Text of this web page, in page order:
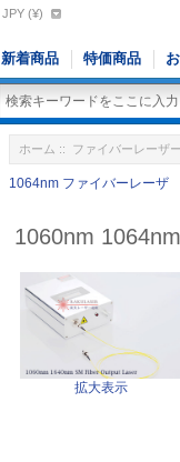
JPY (¥)
新着商品 特価商品
ホーム :: ファイバーレーザー
1064nm ファイバーレーザ
1060nm
拡大表示